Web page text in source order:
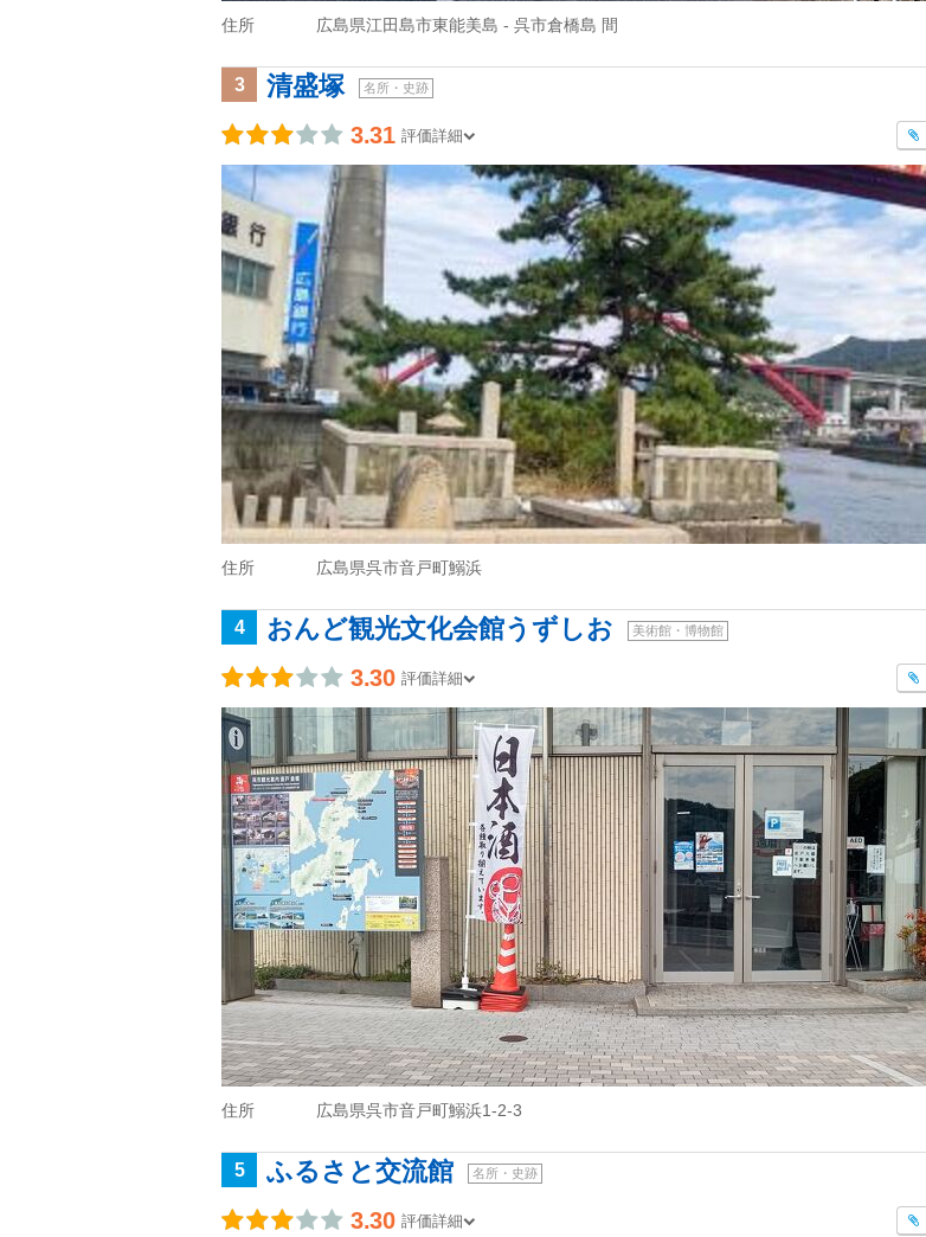
住所 広島県江田島市東能美島 - 呉市倉橋島 間
3 清盛塚 名所・史跡
3.31 評価詳細
住所 広島県呉市音戸町鰯浜
4 おんど観光文化会館うずしお 美術館・博物館
3.30 評価詳細
住所 広島県呉市音戸町鰯浜1-2-3
5 ふるさと交流館 名所・史跡
3.30 評価詳細